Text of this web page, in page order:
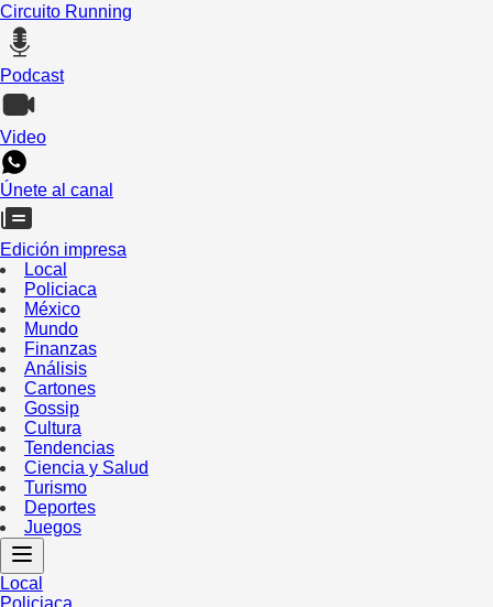
Circuito Running
Podcast
Video
Únete al canal
Edición impresa
Local
Policiaca
México
Mundo
Finanzas
Análisis
Cartones
Gossip
Cultura
Tendencias
Ciencia y Salud
Turismo
Deportes
Juegos
Local
Policiaca